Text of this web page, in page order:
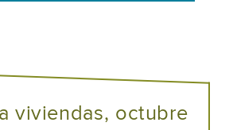
viviendas, octubre